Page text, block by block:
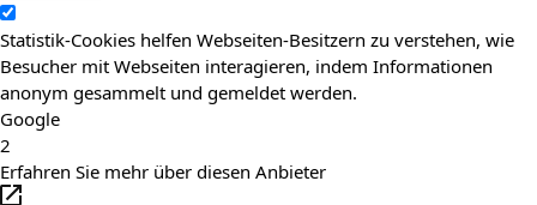
Statistik-Cookies helfen Webseiten-Besitzern zu verstehen, wie
Besucher mit Webseiten interagieren, indem Informationen
anonym gesammelt und gemeldet werden.
Google
2
Erfahren Sie mehr über diesen Anbieter